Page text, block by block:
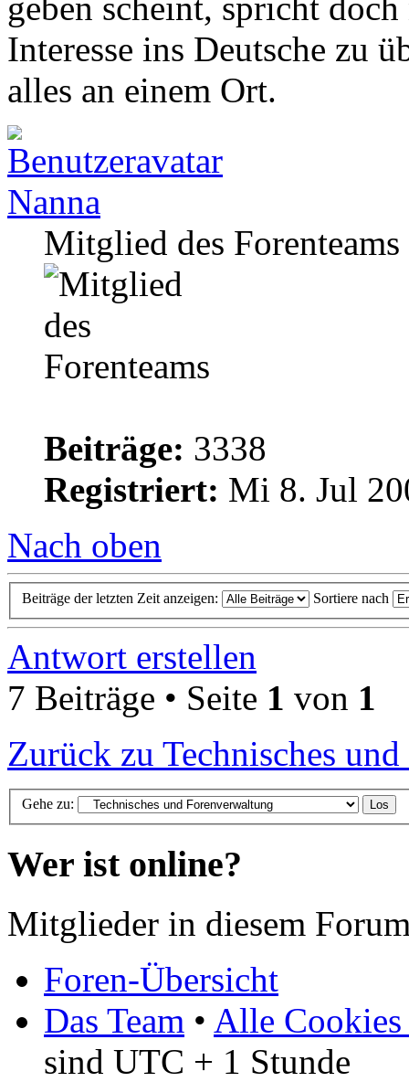
Interesse ins Deutsche zu
alles an einem Ort.
Nanna
Mitglied des Forenteams
Beiträge: 3338
Registriert: Mi 8. Jul
Nach oben
Beiträge der letzten Zeit anzeigen: Sortiere nach
Antwort erstellen
7 Beiträge • Seite 1 von 1
Zurück zu Technisches
Gehe zu:
Wer ist online?
Mitglieder in diesem
Foren-Übersicht
Das Team • Alle Cookies
sind UTC + 1 Stunde